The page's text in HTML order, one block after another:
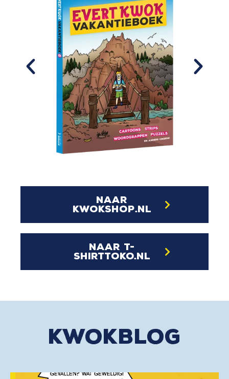
naar
kwokshop.nl
naar t-
shirttoko.nl
kwokblog